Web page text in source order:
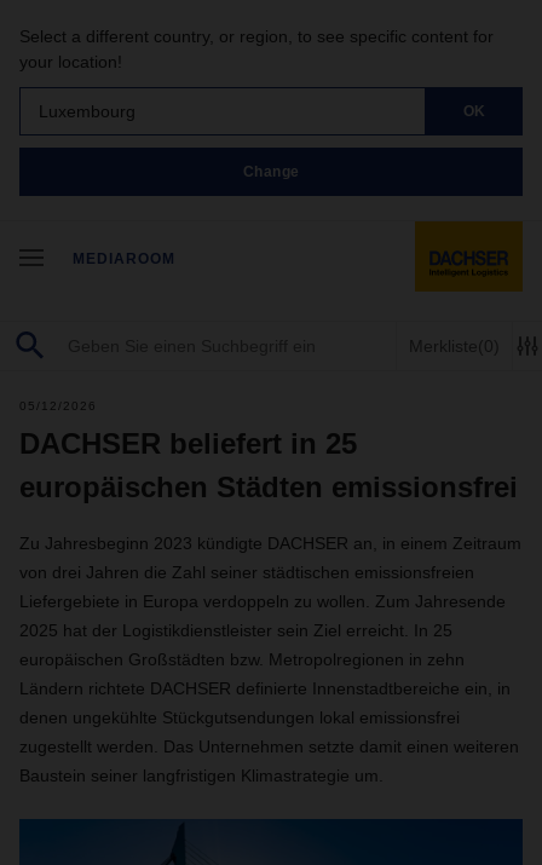
Select a different country, or region, to see specific content for
your location!
Luxembourg OK
Change
MEDIAROOM
Merkliste(0)
05/12/2026
DACHSER beliefert in 25
europäischen Städten emissionsfrei
Zu Jahresbeginn 2023 kündigte DACHSER an, in einem Zeitraum
von drei Jahren die Zahl seiner städtischen emissionsfreien
Liefergebiete in Europa verdoppeln zu wollen. Zum Jahresende
2025 hat der Logistikdienstleister sein Ziel erreicht. In 25
europäischen Großstädten bzw. Metropolregionen in zehn
Ländern richtete DACHSER definierte Innenstadtbereiche ein, in
denen ungekühlte Stückgutsendungen lokal emissionsfrei
zugestellt werden. Das Unternehmen setzte damit einen weiteren
Baustein seiner langfristigen Klimastrategie um.